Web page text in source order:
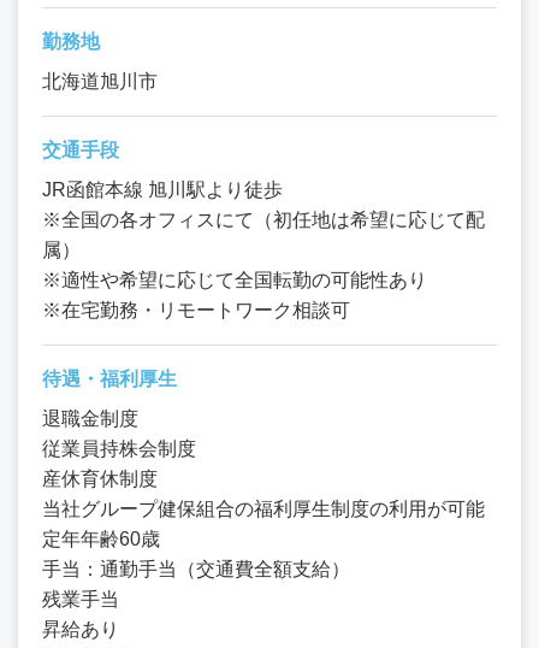
勤務地
北海道旭川市
交通手段
JR函館本線 旭川駅より徒歩
※全国の各オフィスにて（初任地は希望に応じて配
属）
※適性や希望に応じて全国転勤の可能性あり
※在宅勤務・リモートワーク相談可
待遇・福利厚生
退職金制度
従業員持株会制度
産休育休制度
当社グループ健保組合の福利厚生制度の利用が可能
定年年齢60歳
手当：通勤手当（交通費全額支給）
残業手当
昇給あり